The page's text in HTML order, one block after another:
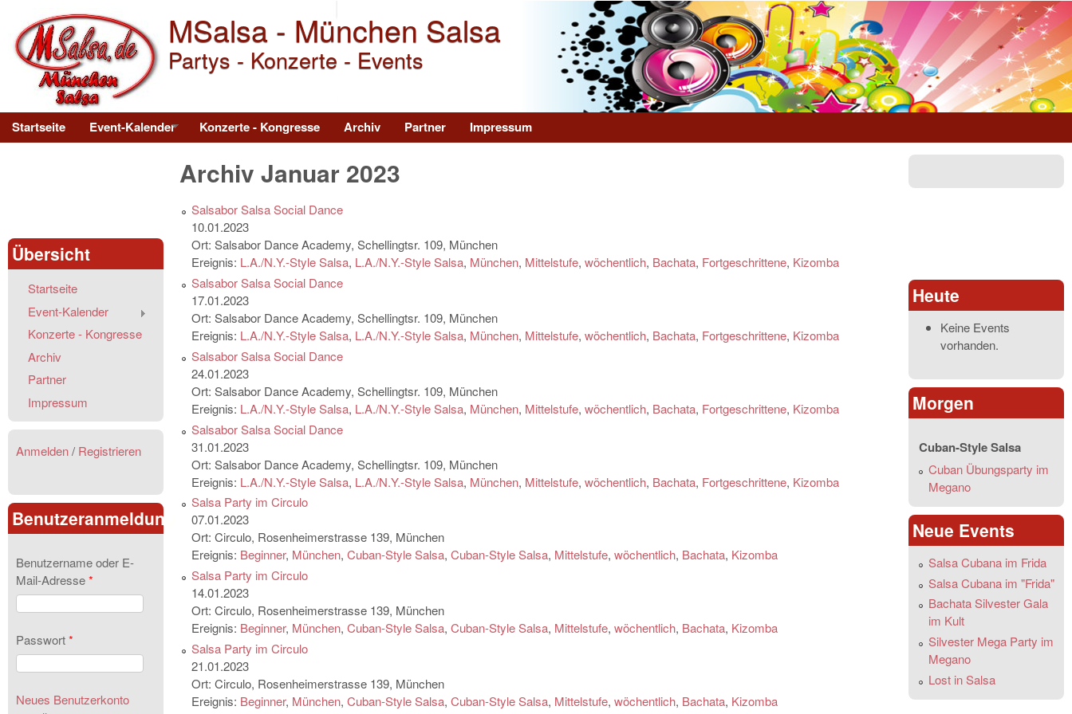
MSalsa - München Salsa
Partys - Konzerte - Events
Main menu
Startseite Event-Kalender Konzerte - Kongresse Archiv Partner Impressum
Archiv Januar 2023
Salsabor Salsa Social Dance
10.01.2023
Ort:Salsabor Dance Academy, Schellingtsr. 109, München
Ereignis: L.A./N.Y.-Style Salsa, L.A./N.Y.-Style Salsa, München, Mittelstufe,wöchentlich, Bachata, Fortgeschrittene, Kizomba
Salsabor Salsa Social Dance
17.01.2023
Ort:Salsabor Dance Academy, Schellingtsr. 109, München
Ereignis: L.A./N.Y.-Style Salsa, L.A./N.Y.-Style Salsa, München, Mittelstufe,wöchentlich, Bachata, Fortgeschrittene, Kizomba
Salsabor Salsa Social Dance
24.01.2023
Ort:Salsabor Dance Academy, Schellingtsr. 109, München
Ereignis: L.A./N.Y.-Style Salsa, L.A./N.Y.-Style Salsa, München, Mittelstufe,wöchentlich, Bachata, Fortgeschrittene, Kizomba
Salsabor Salsa Social Dance
31.01.2023
Ort:Salsabor Dance Academy, Schellingtsr. 109, München
Ereignis: L.A./N.Y.-Style Salsa, L.A./N.Y.-Style Salsa, München, Mittelstufe,wöchentlich, Bachata, Fortgeschrittene, Kizomba
Salsa Party im Circulo
07.01.2023
Ort:Circulo, Rosenheimerstrasse 139, München
Ereignis: Beginner, München,Cuban-Style Salsa,Cuban-Style Salsa, Mittelstufe,wöchentlich, Bachata, Kizomba
Salsa Party im Circulo
14.01.2023
Ort:Circulo, Rosenheimerstrasse 139, München
Ereignis: Beginner, München,Cuban-Style Salsa,Cuban-Style Salsa, Mittelstufe,wöchentlich, Bachata, Kizomba
Salsa Party im Circulo
21.01.2023
Ort:Circulo, Rosenheimerstrasse 139, München
Ereignis: Beginner, München,Cuban-Style Salsa,Cuban-Style Salsa, Mittelstufe,wöchentlich, Bachata, Kizomba
Übersicht
Startseite
Event-Kalender
Konzerte - Kongresse
Archiv
Partner
Impressum
Anmelden/ Registrieren
Benutzeranmeldung
Benutzername oder E-
Mail-Adresse*
Passwort*
Neues Benutzerkonto
Heute
Keine Events
vorhanden.
Morgen
Cuban-Style Salsa
Cuban Übungsparty im
Megano
Neue Events
Salsa Cubana im Frida
Salsa Cubana im "Frida"
Bachata Silvester Gala
im Kult
Silvester Mega Party im
Megano
Lost in Salsa